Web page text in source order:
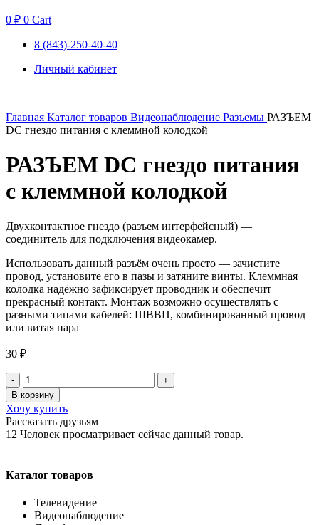
0 ₽ 0 Cart
8 (843)-250-40-40
Личный кабинет
Главная Каталог товаров Видеонаблюдение Разъемы РАЗЪЕМ
DC гнездо питания с клеммной колодкой
РАЗЪЕМ DC гнездо питания
с клеммной колодкой
Двухконтактное гнездо (разъем интерфейсный) —
соединитель для подключения видеокамер.
Использовать данный разъём очень просто — зачистите
провод, установите его в пазы и затяните винты. Клеммная
колодка надёжно зафиксирует проводник и обеспечит
прекрасный контакт. Монтаж возможно осуществлять с
разными типами кабелей: ШВВП, комбинированный провод
или витая пара
30 ₽
Количество
товара
РАЗЪЕМ
DC
гнездо
питания
колодкой
В корзину
Хочу купить
Рассказать друзьям
12 Человек просматривает сейчас данный товар.
Каталог товаров
Телевидение
Видеонаблюдение